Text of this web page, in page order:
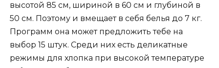
высотой 85 см, шириной в 60 см и глубиной в
50 см. Поэтому и вмещает в себя белья до 7 кг.
Программ она может предложить тебе на
выбор 15 штук. Среди них есть деликатные
режимы для хлопка при высокой температуре